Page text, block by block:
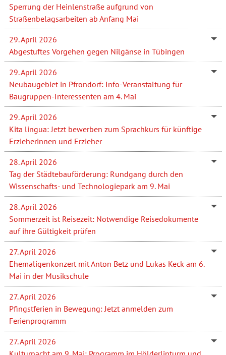
Sperrung der Heinlenstraße aufgrund von
Straßenbelagsarbeiten ab Anfang Mai
29. April 2026
Abgestuftes Vorgehen gegen Nilgänse in Tübingen
29. April 2026
Neubaugebiet in Pfrondorf: Info-Veranstaltung für
Baugruppen-Interessenten am 4. Mai
29. April 2026
Kita lingua: Jetzt bewerben zum Sprachkurs für künftige
Erzieherinnen und Erzieher
28. April 2026
Tag der Städtebauförderung: Rundgang durch den
Wissenschafts- und Technologiepark am 9. Mai
28. April 2026
Sommerzeit ist Reisezeit: Notwendige Reisedokumente
auf ihre Gültigkeit prüfen
27. April 2026
Ehemaligenkonzert mit Anton Betz und Lukas Keck am 6.
Mai in der Musikschule
27. April 2026
Pfingstferien in Bewegung: Jetzt anmelden zum
Ferienprogramm
27. April 2026